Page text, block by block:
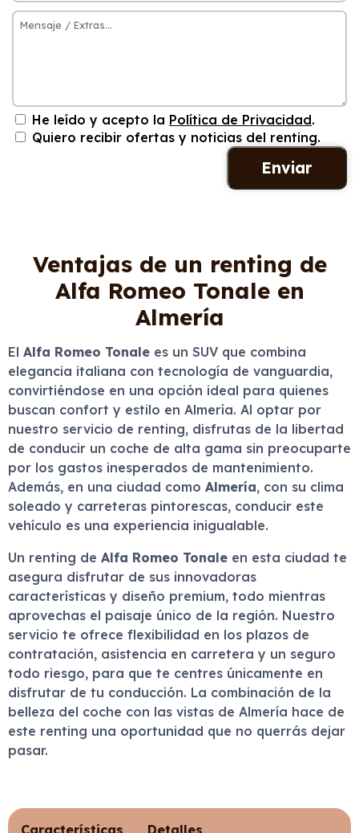
He leído y acepto la Política de Privacidad.
Quiero recibir ofertas y noticias del renting.
Ventajas de un renting de
Alfa Romeo Tonale en
Almería
El Alfa Romeo Tonale es un SUV que combina
elegancia italiana con tecnología de vanguardia,
convirtiéndose en una opción ideal para quienes
buscan confort y estilo en Almería. Al optar por
nuestro servicio de renting, disfrutas de la libertad
de conducir un coche de alta gama sin preocuparte
por los gastos inesperados de mantenimiento.
Además, en una ciudad como Almería, con su clima
soleado y carreteras pintorescas, conducir este
vehículo es una experiencia inigualable.
Un renting de Alfa Romeo Tonale en esta ciudad te
asegura disfrutar de sus innovadoras
características y diseño premium, todo mientras
aprovechas el paisaje único de la región. Nuestro
servicio te ofrece flexibilidad en los plazos de
contratación, asistencia en carretera y un seguro
todo riesgo, para que te centres únicamente en
disfrutar de tu conducción. La combinación de la
belleza del coche con las vistas de Almería hace de
este renting una oportunidad que no querrás dejar
pasar.
Características Detalles